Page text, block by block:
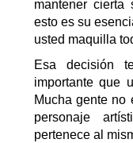
mantener cierta
esto es su
usted maquilla
Esa decisión
importante que
Mucha gente no
personaje
pertenece al